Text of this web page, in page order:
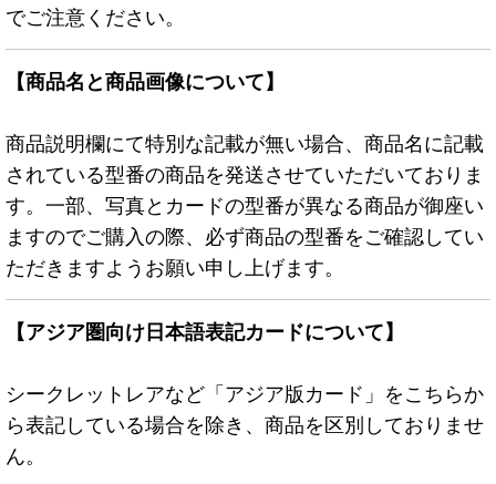
でご注意ください。
【商品名と商品画像について】
商品説明欄にて特別な記載が無い場合、商品名に記載
されている型番の商品を発送させていただいておりま
す。一部、写真とカードの型番が異なる商品が御座い
ますのでご購入の際、必ず商品の型番をご確認してい
ただきますようお願い申し上げます。
【アジア圏向け日本語表記カードについて】
シークレットレアなど「アジア版カード」をこちらか
ら表記している場合を除き、商品を区別しておりませ
ん。